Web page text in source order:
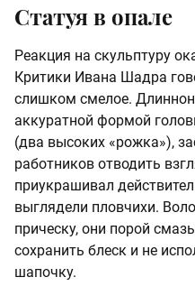
Статуя в опале
Реакция на скульптуру
Критики Ивана Шадра
слишком смелое.
аккуратной формой
(два высоких «рожка»),
работников отводить
приукрашивал
выглядели пловчихи.
прическу, они порой
сохранить блеск и не
шапочку.